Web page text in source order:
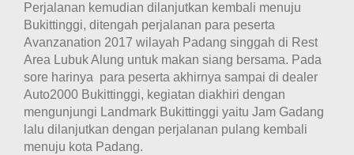
Perjalanan kemudian dilanjutkan kembali menuju
Bukittinggi, ditengah perjalanan para peserta
Avanzanation 2017 wilayah Padang singgah di Rest
Area Lubuk Alung untuk makan siang bersama. Pada
sore harinya para peserta akhirnya sampai di dealer
Auto2000 Bukittinggi, kegiatan diakhiri dengan
mengunjungi Landmark Bukittinggi yaitu Jam Gadang
lalu dilanjutkan dengan perjalanan pulang kembali
menuju kota Padang.